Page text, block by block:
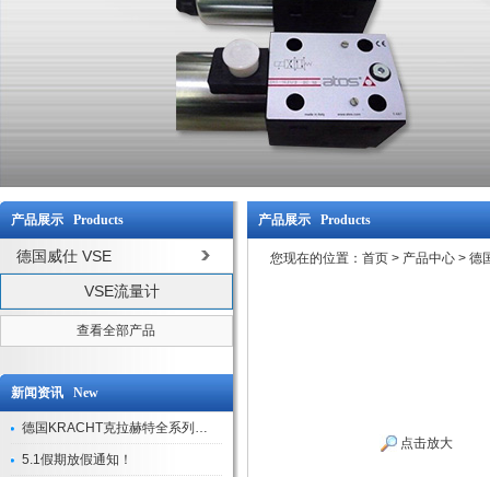
产品展示 Products
德国威仕 VSE
VSE流量计
查看全部产品
新闻资讯 New
德国KRACHT克拉赫特全系列现货库存
5.1假期放假通知！
产品展示 Products
您现在的位置： 首页 > 产品中心 > 德
点击放大